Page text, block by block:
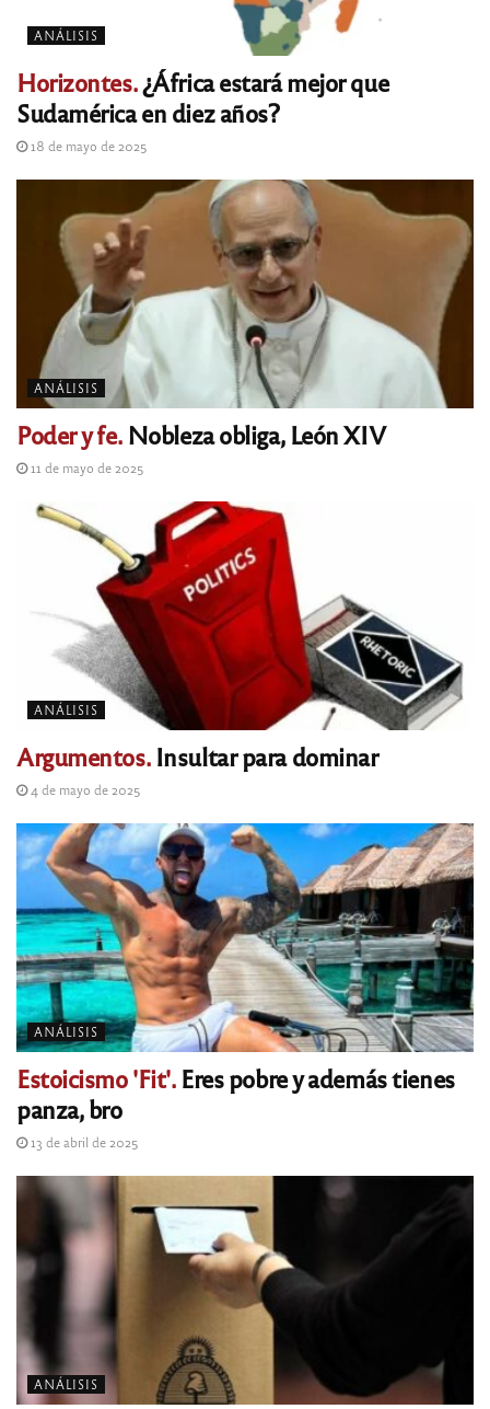
ANÁLISIS
Horizontes.¿África estará mejor que
Sudamérica en diez años?
18 de mayo de 2025
ANÁLISIS
Poder y fe.Nobleza obliga, León XIV
11 de mayo de 2025
ANÁLISIS
Argumentos.Insultar para dominar
4 de mayo de 2025
ANÁLISIS
Estoicismo 'Fit'.Eres pobre y además tienes
panza, bro
13 de abril de 2025
ANÁLISIS